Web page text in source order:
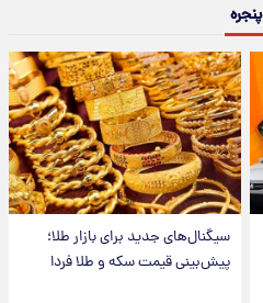
پنجره
سیگنال‌های جدید برای بازار طلا؛
پیش‌بینی قیمت سکه و طلا فردا